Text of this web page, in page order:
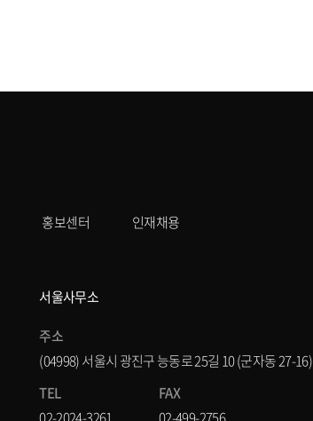
홍보센터 인재채용
서울사무소
주소
(04998) 서울시 광진구 능동로 25길 10 (군자동 27-16)
TEL
FAX